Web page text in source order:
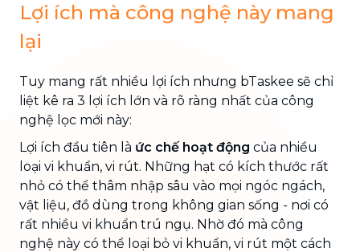
Lợi ích mà công nghệ này mang
lại
Tuy mang rất nhiều lợi ích nhưng bTaskee sẽ chỉ
liệt kê ra 3 lợi ích lớn và rõ ràng nhất của công
nghệ lọc mới này:
Lợi ích đầu tiên là ức chế hoạt động của nhiều
loại vi khuẩn, vi rút. Những hạt có kích thước rất
nhỏ có thể thâm nhập sâu vào mọi ngóc ngách,
vật liệu, đồ dùng trong không gian sống - nơi có
rất nhiều vi khuẩn trú ngụ. Nhờ đó mà công
nghệ này có thể loại bỏ vi khuẩn, vi rút một cách